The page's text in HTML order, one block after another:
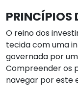
PRINCÍPIOS
O reino dos
tecida com uma
governada por
Compreender os
navegar por este